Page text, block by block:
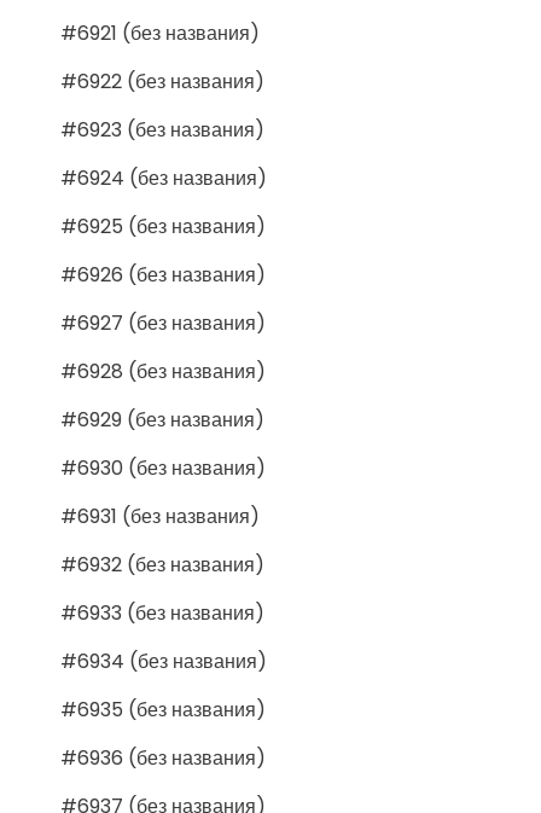
#6921 (без названия)
#6922 (без названия)
#6923 (без названия)
#6924 (без названия)
#6925 (без названия)
#6926 (без названия)
#6927 (без названия)
#6928 (без названия)
#6929 (без названия)
#6930 (без названия)
#6931 (без названия)
#6932 (без названия)
#6933 (без названия)
#6934 (без названия)
#6935 (без названия)
#6936 (без названия)
#6937 (без названия)